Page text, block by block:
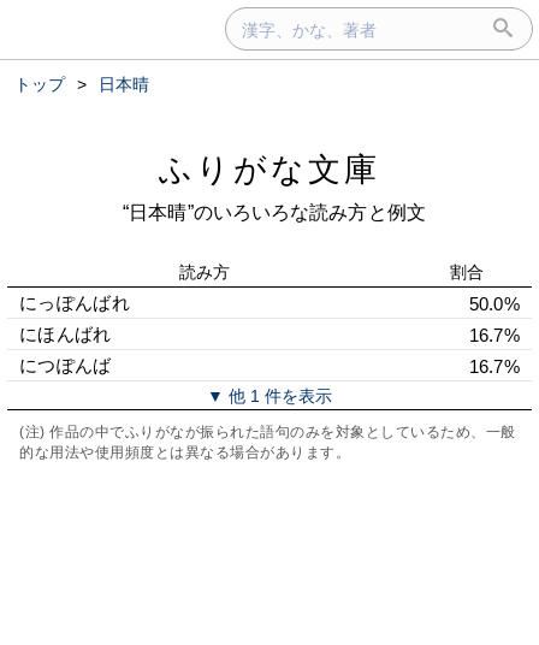
トップ > 日本晴
ふりがな文庫
“日本晴”のいろいろな読み方と例文
読み方 割合
にっぽんばれ
50.0%
にほんばれ
16.7%
につぽんば
16.7%
▼ 他 1 件を表示
(注) 作品の中でふりがなが振られた語句のみを対象としているため、一般
的な用法や使用頻度とは異なる場合があります。